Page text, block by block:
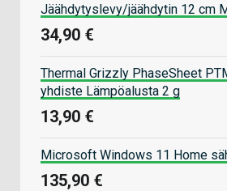
Jäähdytyslevy/jäähdytin 12 cm
34,90 €
Thermal Grizzly PhaseSheet
yhdiste Lämpöalusta 2 g
13,90 €
Microsoft Windows 11 Home
135,90 €